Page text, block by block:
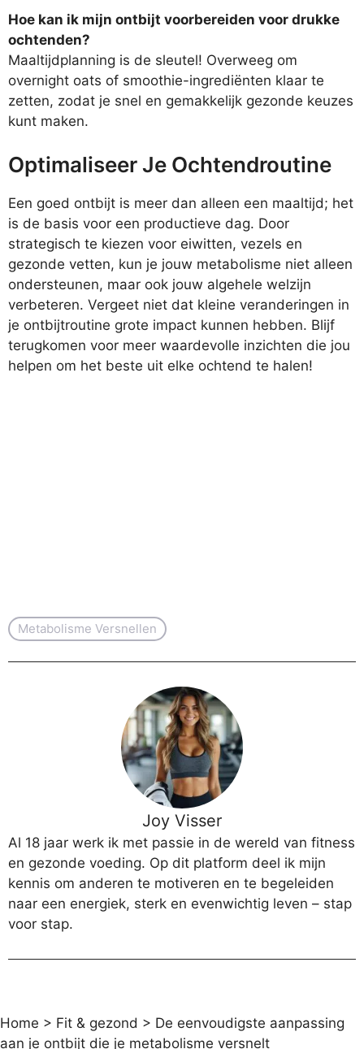
Hoe kan ik mijn ontbijt voorbereiden voor drukke
ochtenden?
Maaltijdplanning is de sleutel! Overweeg om
overnight oats of smoothie-ingrediënten klaar te
zetten, zodat je snel en gemakkelijk gezonde keuzes
kunt maken.
Optimaliseer Je Ochtendroutine
Een goed ontbijt is meer dan alleen een maaltijd; het
is de basis voor een productieve dag. Door
strategisch te kiezen voor eiwitten, vezels en
gezonde vetten, kun je jouw metabolisme niet alleen
ondersteunen, maar ook jouw algehele welzijn
verbeteren. Vergeet niet dat kleine veranderingen in
je ontbijtroutine grote impact kunnen hebben. Blijf
terugkomen voor meer waardevolle inzichten die jou
helpen om het beste uit elke ochtend te halen!
Metabolisme Versnellen
Joy Visser
Al 18 jaar werk ik met passie in de wereld van fitness
en gezonde voeding. Op dit platform deel ik mijn
kennis om anderen te motiveren en te begeleiden
naar een energiek, sterk en evenwichtig leven – stap
voor stap.
Home > Fit & gezond > De eenvoudigste aanpassing
aan je ontbijt die je metabolisme versnelt